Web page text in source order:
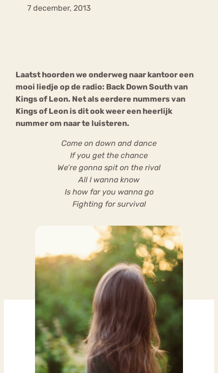
7 december, 2013
Laatst hoorden we onderweg naar kantoor een
mooi liedje op de radio: Back Down South van
Kings of Leon. Net als eerdere nummers van
Kings of Leon is dit ook weer een heerlijk
nummer om naar te luisteren.
Come on down and dance
If you get the chance
We’re gonna spit on the rival
All I wanna know
Is how far you wanna go
Fighting for survival
Chat
Forum
mia
Nerv
osa
Eetstoornis Anorexia Nervosa
Eetbuien Piekeren Sport